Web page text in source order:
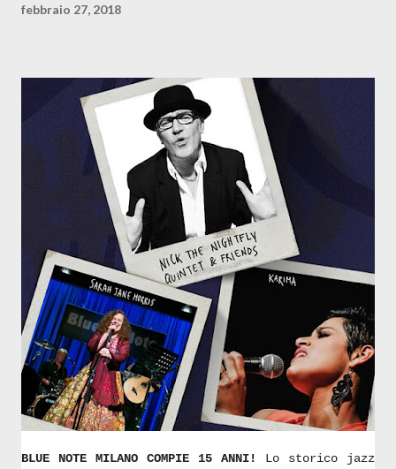
febbraio 27, 2018
BLUE NOTE MILANO COMPIE 15 ANNI!
Lo storico jazz